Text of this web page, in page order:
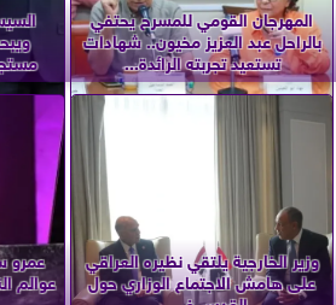
المهرجان القومي للمسرح يحتفي
بالراحل عبد العزيز مخيون.. شهادات
تستعيد تجربته الرائدة...
وزير الخارجية يلتقي نظيره العراقي
على هامش الاجتماع الوزاري حول
عمرو
عوالم